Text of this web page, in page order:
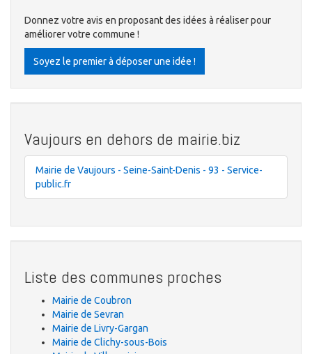
Donnez votre avis en proposant des idées à réaliser pour
améliorer votre commune !
Soyez le premier à déposer une idée !
Vaujours en dehors de mairie.biz
Mairie de Vaujours - Seine-Saint-Denis - 93 - Service-
public.fr
Liste des communes proches
Mairie de Coubron
Mairie de Sevran
Mairie de Livry-Gargan
Mairie de Clichy-sous-Bois